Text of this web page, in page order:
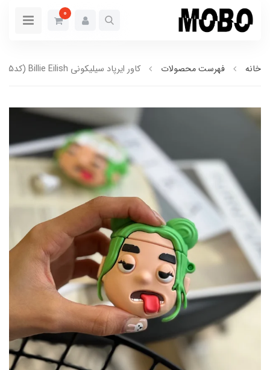
0
خانه فهرست محصولات کاور ایرپاد سیلیکونی Billie Eilish (کدC0075)